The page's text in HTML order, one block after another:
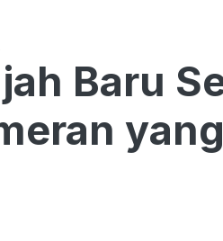
Baru